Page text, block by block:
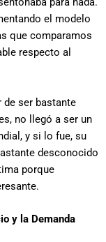
el modelo
que comparamos
respecto al
de ser bastante
no llegó a ser un
y si lo fue, su
desconocido
porque
y la Demanda